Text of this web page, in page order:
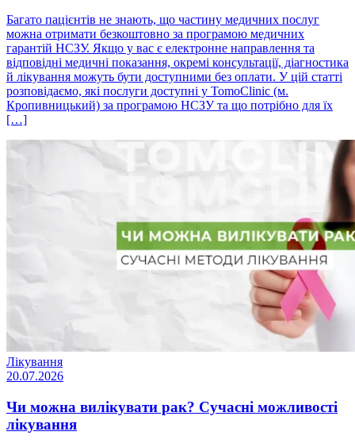
Багато пацієнтів не знають, що частину медичних послуг
можна отримати безкоштовно за програмою медичних
гарантій НСЗУ. Якщо у вас є електронне направлення та
відповідні медичні показання, окремі консультації, діагностика
й лікування можуть бути доступними без оплати. У цій статті
розповідаємо, які послуги доступні у TomoClinic (м.
Кропивницький) за програмою НСЗУ та що потрібно для їх
[…]
Лікування
20.07.2026
Чи можна вилікувати рак? Сучасні можливості
лікування